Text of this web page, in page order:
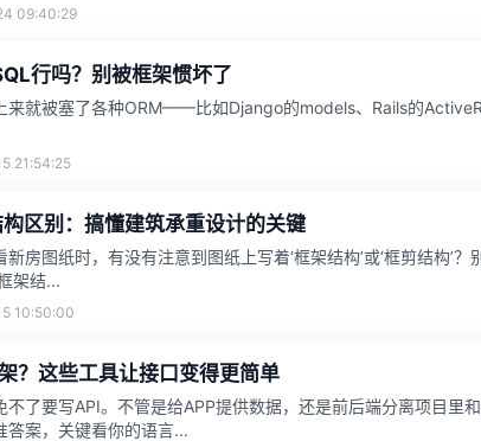
09:40:29
行吗？别被框架惯坏了
来就被塞了各种ORM——比如Django的models、Rails的
21:54:25
区别：搞懂建筑承重设计的关键
房图纸时，有没有注意到图纸上写着‘框架结构’或‘框剪结构
架结...
10:50:00
？这些工具让接口变得更简单
不了要写API。不管是给APP提供数据，还是前后端分离项目里
答案，关键看你的语言...